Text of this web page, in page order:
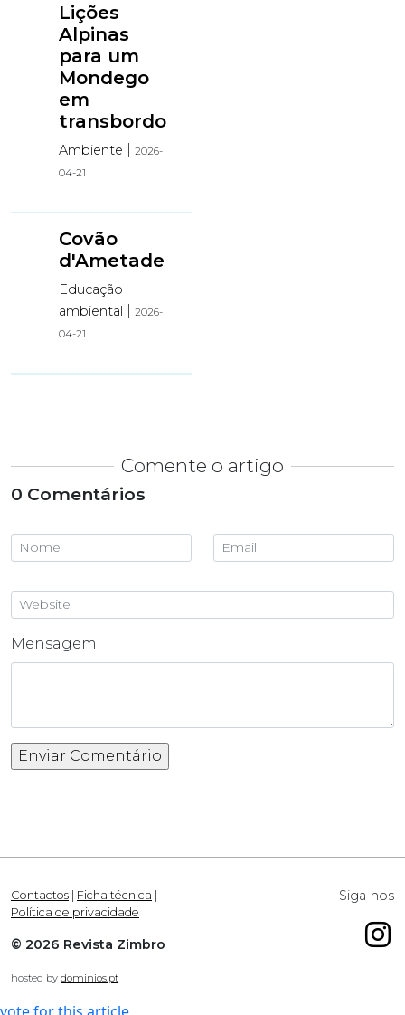
Lições
Alpinas
para um
Mondego
em
transbordo
Ambiente |2026-
04-21
Covão
d'Ametade
Educação
ambiental
|2026-
04-21
Comente o artigo
0 Comentários
Mensagem
Contactos Ficha técnica
Política de privacidade
© 2026 Revista Zimbro
hosted by dominios.pt
Siga-nos